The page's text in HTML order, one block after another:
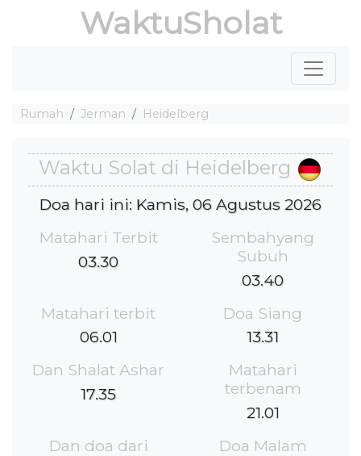
WaktuSholat
Rumah Jerman Heidelberg
Waktu Solat di Heidelberg
Doa hari ini: Kamis, 06 Agustus 2026
Matahari Terbit
03.30
Sembahyang
Subuh
03.40
Matahari terbit
06.01
Doa Siang
13.31
Dan Shalat Ashar
17.35
Matahari
terbenam
21.01
Dan doa dari
Doa Malam